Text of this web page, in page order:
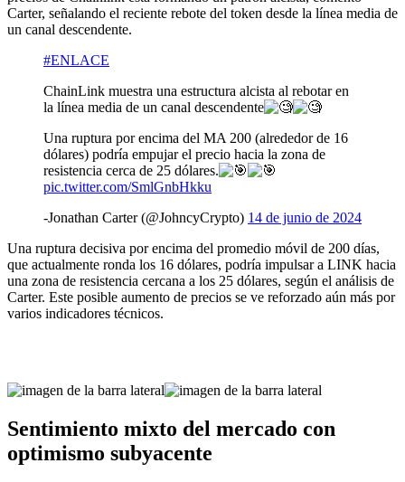
Carter, señalando el reciente rebote del token desde la línea media de
un canal descendente.
#ENLACE
ChainLink muestra una estructura alcista al rebotar en
la línea media de un canal descendente
Una ruptura por encima del MA 200 (alrededor de 16
dólares) podría empujar el precio hacia la zona de
resistencia cerca de 25 dólares.
pic.twitter.com/SmlGnbHkku
-Jonathan Carter (@JohncyCrypto) 14 de junio de 2024
Una ruptura decisiva por encima del promedio móvil de 200 días,
que actualmente ronda los 16 dólares, podría impulsar a LINK hacia
una zona de resistencia cercana a los 25 dólares, según el análisis de
Carter. Este posible aumento de precios se ve reforzado aún más por
varios indicadores técnicos.
Sentimiento mixto del mercado con
optimismo subyacente